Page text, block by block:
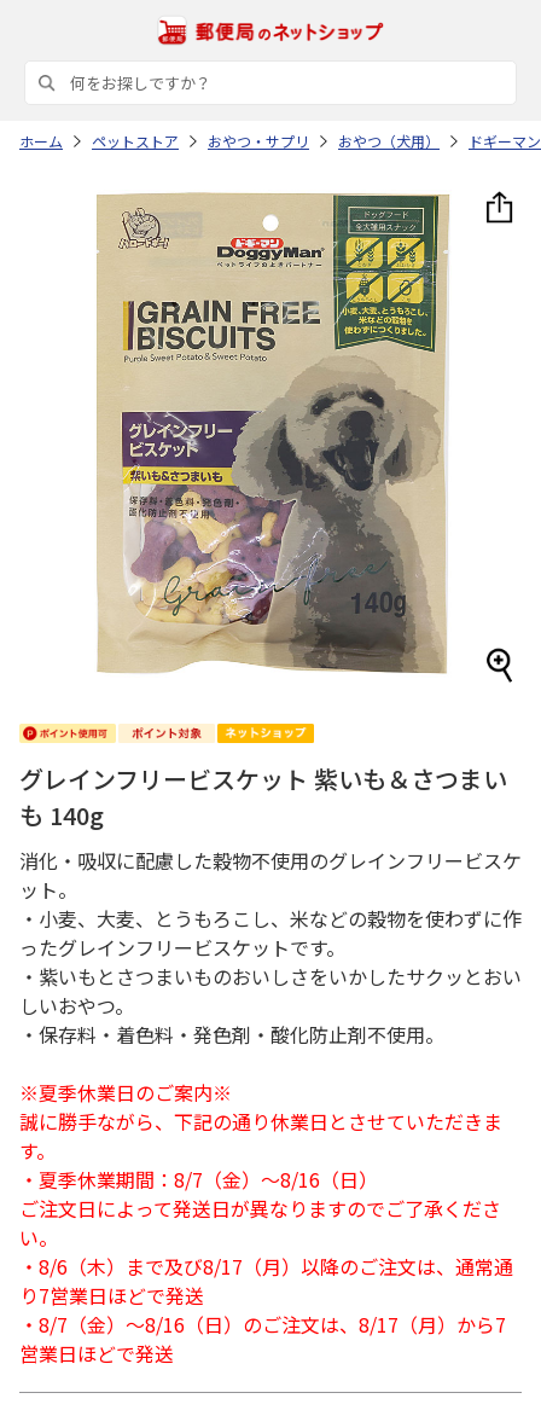
ホーム ペットストア おやつ・サプリ おやつ（犬用） ドギーマ
グレインフリービスケット 紫いも＆さつまい
も 140g
消化・吸収に配慮した穀物不使用のグレインフリービスケ
ット。
・小麦、大麦、とうもろこし、米などの穀物を使わずに作
ったグレインフリービスケットです。
・紫いもとさつまいものおいしさをいかしたサクッとおい
しいおやつ。
・保存料・着色料・発色剤・酸化防止剤不使用。
※夏季休業日のご案内※
誠に勝手ながら、下記の通り休業日とさせていただきま
す。
・夏季休業期間：8/7（金）～8/16（日）
ご注文日によって発送日が異なりますのでご了承くださ
い。
・8/6（木）まで及び8/17（月）以降のご注文は、通常通
り7営業日ほどで発送
・8/7（金）～8/16（日）のご注文は、8/17（月）から7
営業日ほどで発送